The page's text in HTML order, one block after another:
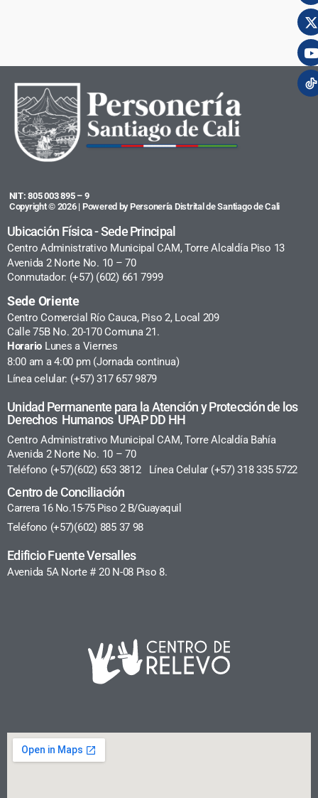
NIT: 805 003 895 – 9
Copyright © 2026 | Powered by Personería Distrital de Santiago de Cali
Ubicación Física - Sede Principal
Centro Administrativo Municipal CAM, Torre Alcaldía Piso 13
Avenida 2 Norte No. 10 – 70
Conmutador: (+57) (602) 661 7999
Sede Oriente
Centro Comercial Río Cauca, Piso 2, Local 209
Calle 75B No. 20-170 Comuna 21.
Horario Lunes a Viernes
8:00 am a 4:00 pm (Jornada continua)
Línea celular: (+57) 317 657 9879
Unidad Permanente para la Atención y Protección de los
Derechos Humanos UPAP DD HH
Centro Administrativo Municipal CAM, Torre Alcaldía Bahía
Avenida 2 Norte No. 10 – 70
Teléfono (+57)(602) 653 3812 Línea Celular (+57) 318 335 5722
Centro de Conciliación
Carrera 16 No.15-75 Piso 2 B/Guayaquil
Teléfono (+57)(602) 885 37 98
Edificio Fuente Versalles
Avenida 5A Norte # 20 N-08 Piso 8.